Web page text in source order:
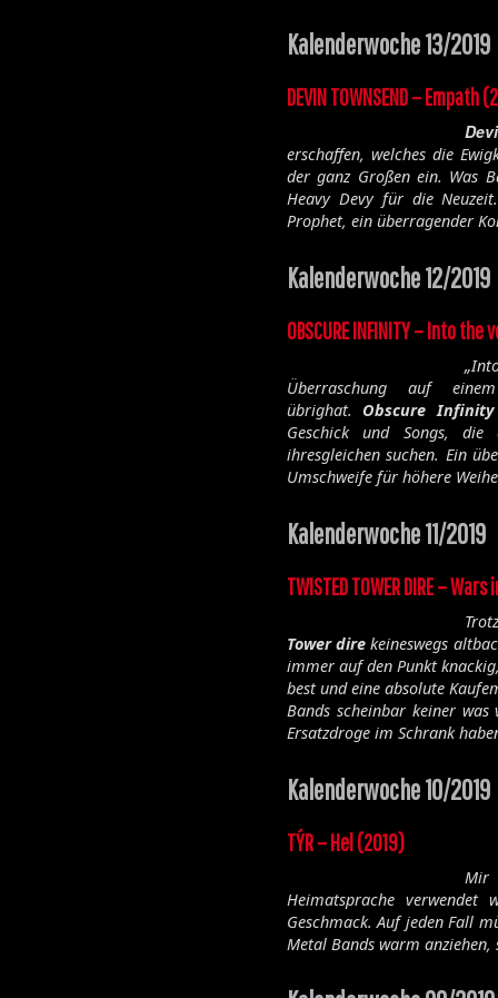
Kalenderwoche 13/2019
DEVIN TOWNSEND – Empath
erschaffen, welches die
der ganz Großen ein. Was
Heavy Devy für die
Prophet, ein überragender
Kalenderwoche 12/2019
OBSCURE INFINITY – Into
„
Überraschung auf
übrighat. Obscure Infinity
Geschick und Songs,
ihresgleichen suchen. Ein
Umschweife für höhere
Kalenderwoche 11/2019
TWISTED TOWER DIRE –
Tower dire keineswegs
immer auf den Punkt
best und eine absolute
Bands scheinbar keiner
Ersatzdroge im Schrank
Kalenderwoche 10/2019
TÝR – Hel (2019)
Mir
Heimatsprache
Geschmack. Auf jeden Fall
Metal Bands warm